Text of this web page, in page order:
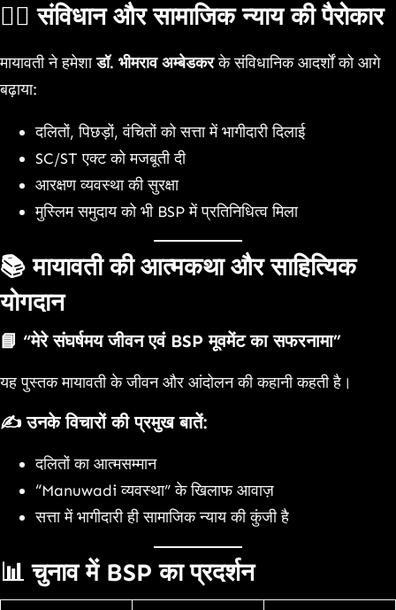
🧑‍⚖️संविधान और सामाजिक न्याय की पैरोकार
मायावती ने हमेशाडॉ. भीमराव अम्बेडकरके संविधानिक आदर्शों को आगे
बढ़ाया:
दलितों, पिछड़ों, वंचितों को सत्ता में भागीदारी दिलाई
SC/ST एक्ट को मजबूती दी
आरक्षण व्यवस्था की सुरक्षा
मुस्लिम समुदाय को भी BSP में प्रतिनिधित्व मिला
📚मायावती की आत्मकथा और साहित्यिक
योगदान
📘 “मेरे संघर्षमय जीवन एवं BSP मूवमेंट का सफरनामा”
यह पुस्तक मायावती के जीवन और आंदोलन की कहानी कहती है।
✍️ उनके विचारों की प्रमुख बातें:
दलितों का आत्मसम्मान
“Manuwadi व्यवस्था” के खिलाफ आवाज़
सत्ता में भागीदारी ही सामाजिक न्याय की कुंजी है
📊चुनाव में BSP का प्रदर्शन